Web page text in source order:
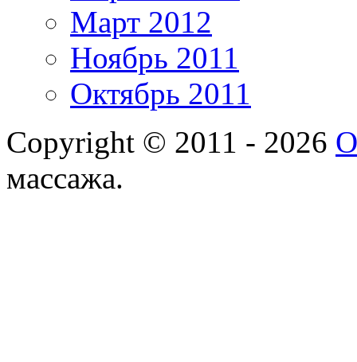
Март 2012
Ноябрь 2011
Октябрь 2011
Copyright © 2011 - 2026
массажа.